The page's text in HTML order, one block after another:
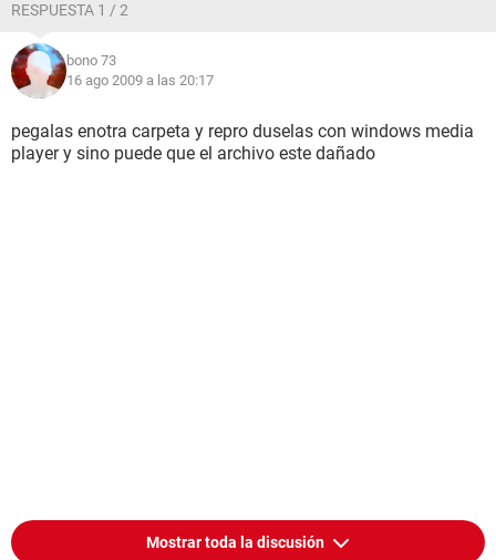
RESPUESTA 1 / 2
bono 73
16 ago 2009 a las 20:17
pegalas enotra carpeta y repro duselas con windows media
player y sino puede que el archivo este dañado
Mostrar toda la discusión